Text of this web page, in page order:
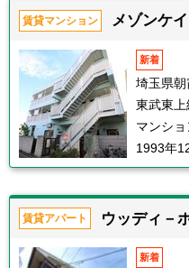
賃貸マンション メゾンケ
新着
埼玉県朝
東武東
マンシ
1993年
賃貸アパート ウッディ－
新着